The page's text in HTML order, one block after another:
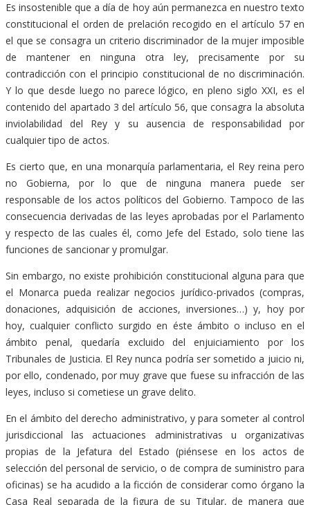
Es insostenible que a día de hoy aún permanezca en nuestro texto
constitucional el orden de prelación recogido en el artículo 57 en
el que se consagra un criterio discriminador de la mujer imposible
de mantener en ninguna otra ley, precisamente por su
contradicción con el principio constitucional de no discriminación.
Y lo que desde luego no parece lógico, en pleno siglo XXI, es el
contenido del apartado 3 del artículo 56, que consagra la absoluta
inviolabilidad del Rey y su ausencia de responsabilidad por
cualquier tipo de actos.
Es cierto que, en una monarquía parlamentaria, el Rey reina pero
no Gobierna, por lo que de ninguna manera puede ser
responsable de los actos políticos del Gobierno. Tampoco de las
consecuencia derivadas de las leyes aprobadas por el Parlamento
y respecto de las cuales él, como Jefe del Estado, solo tiene las
funciones de sancionar y promulgar.
Sin embargo, no existe prohibición constitucional alguna para que
el Monarca pueda realizar negocios jurídico-privados (compras,
donaciones, adquisición de acciones, inversiones…) y, hoy por
hoy, cualquier conflicto surgido en éste ámbito o incluso en el
ámbito penal, quedaría excluido del enjuiciamiento por los
Tribunales de Justicia. El Rey nunca podría ser sometido a juicio ni,
por ello, condenado, por muy grave que fuese su infracción de las
leyes, incluso si cometiese un grave delito.
En el ámbito del derecho administrativo, y para someter al control
jurisdiccional las actuaciones administrativas u organizativas
propias de la Jefatura del Estado (piénsese en los actos de
selección del personal de servicio, o de compra de suministro para
oficinas) se ha acudido a la ficción de considerar como órgano la
Casa Real separada de la figura de su Titular, de manera que